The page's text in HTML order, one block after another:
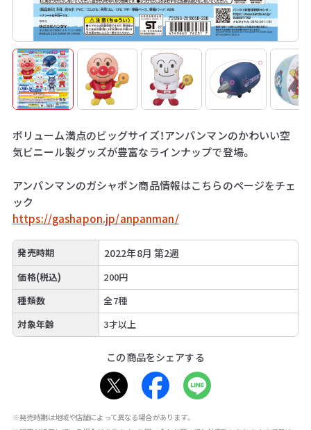
ボリューム満点のビッグサイズ！アンパンマンのかわいい空
気ビニール製グッズが豊富なラインナップで登場。
アンパンマンのガシャポン商品情報はこちらのページをチェ
ック
https://gashapon.jp/anpanman/
発売時期 2022年8月 第2週
価格(税込)
200円
種類数
全7種
対象年齢
3才以上
この商品をシェアする
※発売時期は地域や店舗によって異なる場合があります。